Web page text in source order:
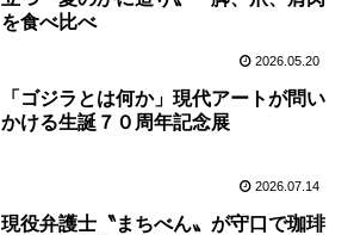
を食べ比べ
2026.05.20
「ゴジラとは何か」現代アートが問い
かける生誕７０周年記念展
2026.07.14
現役弁護士〝まちべん〟が守口で珈琲